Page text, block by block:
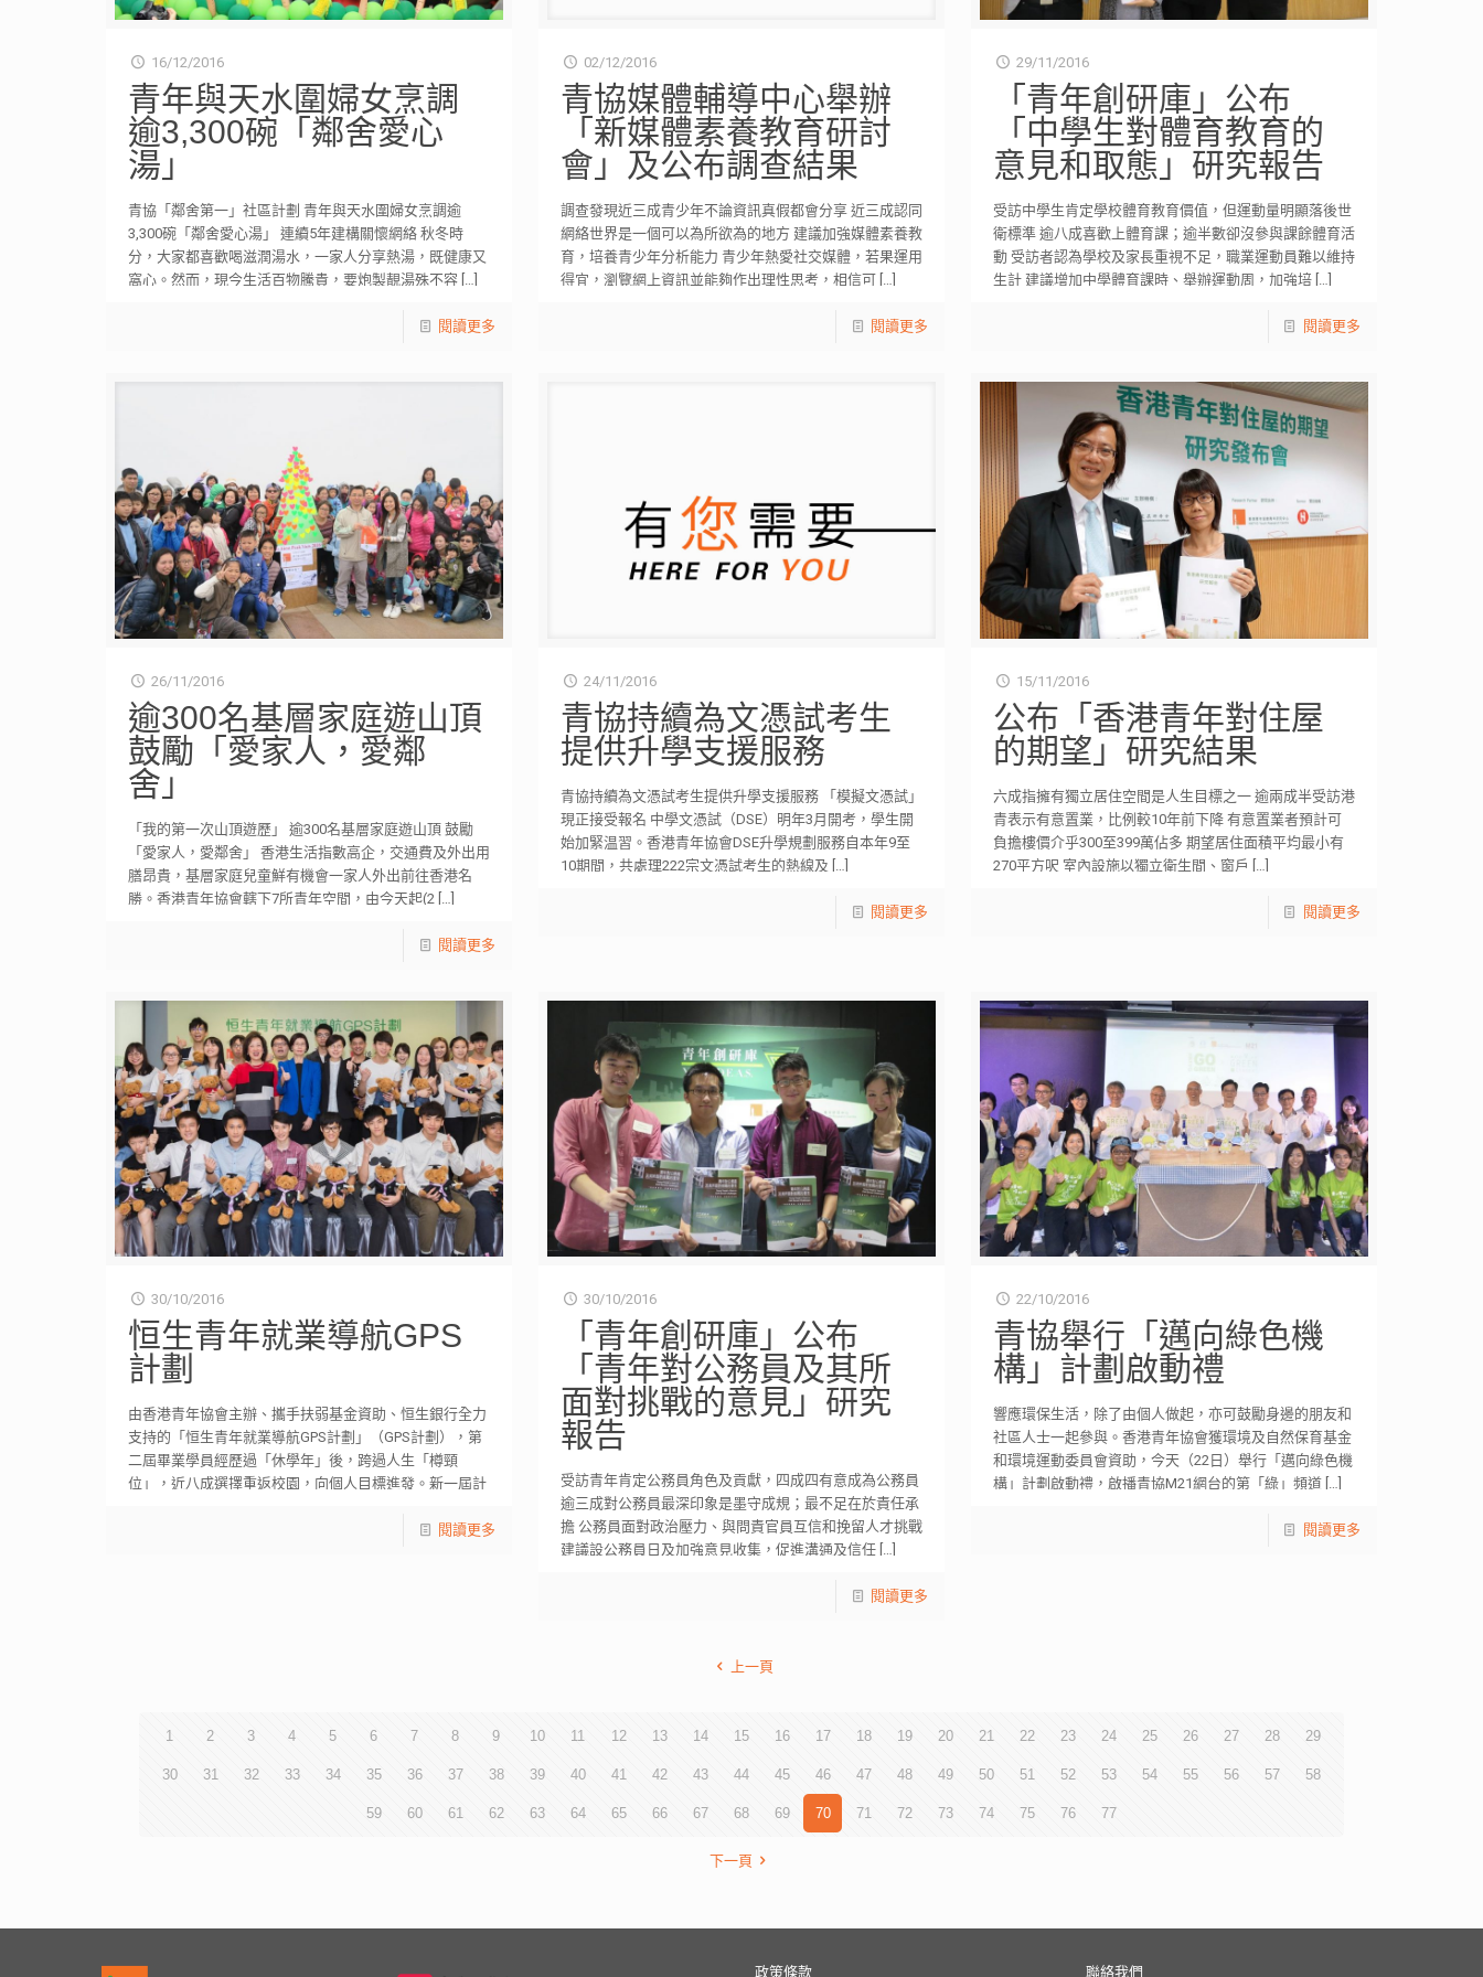
16/12/2016
青年與天水圍婦女烹調
逾3,300碗「鄰舍愛心
湯」
青協「鄰舍第一」社區計劃 青年與天水圍婦女烹調逾
3,300碗「鄰舍愛心湯」 連續5年建構關懷網絡 秋冬時
分，大家都喜歡喝滋潤湯水，一家人分享熱湯，既健康又
窩心。然而，現今生活百物騰貴，要炮製靚湯殊不容[…]
閱讀更多
02/12/2016
青協媒體輔導中心舉辦
「新媒體素養教育研討
會」及公布調查結果
調查發現近三成青少年不論資訊真假都會分享 近三成認同
網絡世界是一個可以為所欲為的地方 建議加強媒體素養教
育，培養青少年分析能力 青少年熱愛社交媒體，若果運用
得宜，瀏覽網上資訊並能夠作出理性思考，相信可[…]
閱讀更多
29/11/2016
「青年創研庫」公布
「中學生對體育教育的
意見和取態」研究報告
受訪中學生肯定學校體育教育價值，但運動量明顯落後世
衛標準 逾八成喜歡上體育課；逾半數卻沒參與課餘體育活
動 受訪者認為學校及家長重視不足，職業運動員難以維持
生計 建議增加中學體育課時、舉辦運動周，加強培[…]
閱讀更多
26/11/2016
逾300名基層家庭遊山頂
鼓勵「愛家人，愛鄰
舍」
「我的第一次山頂遊歷」 逾300名基層家庭遊山頂 鼓勵
「愛家人，愛鄰舍」 香港生活指數高企，交通費及外出用
膳昂貴，基層家庭兒童鮮有機會一家人外出前往香港名
勝。香港青年協會轄下7所青年空間，由今天起(2 […]
閱讀更多
24/11/2016
青協持續為文憑試考生
提供升學支援服務
青協持續為文憑試考生提供升學支援服務 「模擬文憑試」
現正接受報名 中學文憑試（DSE）明年3月開考，學生開
始加緊温習。香港青年協會DSE升學規劃服務自本年9至
10期間，共處理222宗文憑試考生的熱線及 […]
閱讀更多
15/11/2016
公布「香港青年對住屋
的期望」研究結果
六成指擁有獨立居住空間是人生目標之一 逾兩成半受訪港
青表示有意置業，比例較10年前下降 有意置業者預計可
負擔樓價介乎300至399萬佔多 期望居住面積平均最小有
270平方呎 室內設施以獨立衛生間、窗戶 […]
閱讀更多
30/10/2016
恒生青年就業導航GPS
計劃
由香港青年協會主辦、攜手扶弱基金資助、恒生銀行全力
支持的「恒生青年就業導航GPS計劃」（GPS計劃），第
二屆畢業學員經歷過「休學年」後，跨過人生「樽頸
位」，近八成選擇重返校園，向個人目標進發。新一屆計
閱讀更多
30/10/2016
「青年創研庫」公布
「青年對公務員及其所
面對挑戰的意見」研究
報告
受訪青年肯定公務員角色及貢獻，四成四有意成為公務員
逾三成對公務員最深印象是墨守成規；最不足在於責任承
擔 公務員面對政治壓力、與問責官員互信和挽留人才挑戰
建議設公務員日及加強意見收集，促進溝通及信任[…]
閱讀更多
22/10/2016
青協舉行「邁向綠色機
構」計劃啟動禮
響應環保生活，除了由個人做起，亦可鼓勵身邊的朋友和
社區人士一起參與。香港青年協會獲環境及自然保育基金
和環境運動委員會資助，今天（22日）舉行「邁向綠色機
構」計劃啟動禮，啟播青協M21網台的第「綠」頻道[…]
閱讀更多
上一頁
1 2 3 4 5 6 7 8 9 10 11 12 13 14 15 16 17 18 19 20 21 22 23 24 25 26 27 28 29
30 31 32 33 34 35 36 37 38 39 40 41 42 43 44 45 46 47 48 49 50 51 52 53 54 55 56 57 58
59 60 61 62 63 64 65 66 67 68 69 70 71 72 73 74 75 76 77
下一頁
政策條款 聯絡我們